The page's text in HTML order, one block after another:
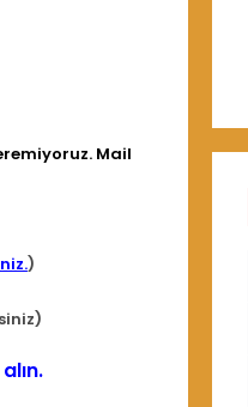
Mail
)